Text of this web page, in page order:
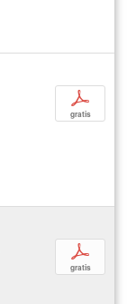
p
gratis
p
gratis